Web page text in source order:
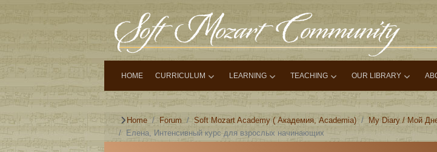
HOME CURRICULUM LEARNING TEACHING OUR LIBRARY
Home Forum Soft Mozart Academy ( Академия, Academia) My Diary / Мой
Елена, Интенсивный курс для взрослых начинающих